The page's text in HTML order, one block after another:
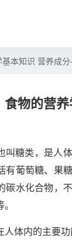
基本知识 营养成
食物的营
叫糖类，是人
有葡萄糖、果
碳水化合物，
人体内的主要功